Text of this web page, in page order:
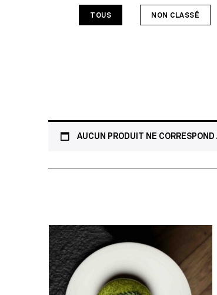
TOUS NON CLASSÉ
AUCUN PRODUIT NE